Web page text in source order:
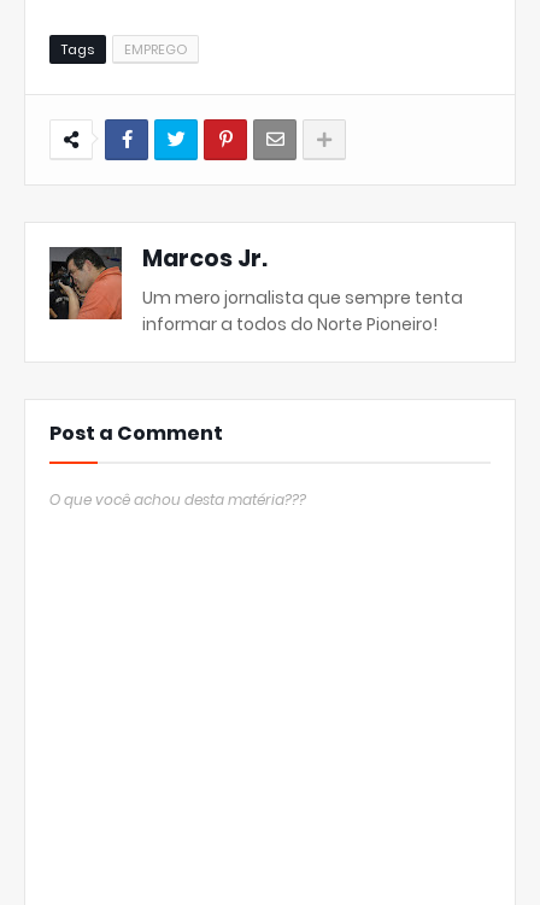
Tags EMPREGO
Marcos Jr.
Um mero jornalista que sempre tenta
informar a todos do Norte Pioneiro!
Post a Comment
O que você achou desta matéria???